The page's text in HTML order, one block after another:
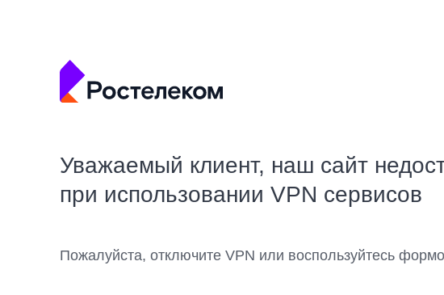
Уважаемый клиент, наш сайт
при использовании VPN сервисов
Пожалуйста, отключите VPN или воспользуйтесь